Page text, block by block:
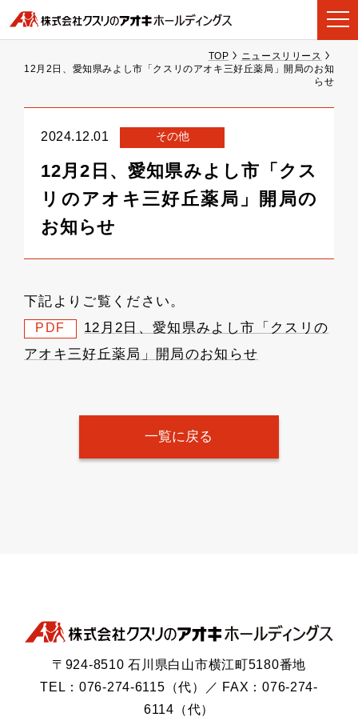
TOP
ニュースリリース
12月2日、愛知県みよし市「クスリのアオキ三好丘薬局」開局のお知
らせ
2024.12.01 その他
12月2日、愛知県みよし市「クス
リのアオキ三好丘薬局」開局の
お知らせ
下記よりご覧ください。
PDF
12月2日、愛知県みよし市「クスリの
アオキ三好丘薬局」開局のお知らせ
一覧に戻る
〒924-8510 石川県白山市横江町5180番地
TEL：076-274-6115（代）／ FAX：076-274-
6114（代）